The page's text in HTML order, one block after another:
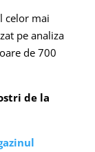
celor mai
pe analiza
de 700
de la